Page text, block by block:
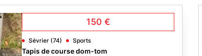
150 €
Sévrier (74) Sports
Tapis de course dom-tom